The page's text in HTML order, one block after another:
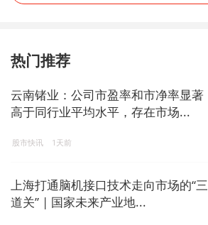
热门推荐
云南锗业：公司市盈率和市净率显著
高于同行业平均水平，存在市场...
股市快讯 1天前
上海打通脑机接口技术走向市场的“三
道关” | 国家未来产业地...